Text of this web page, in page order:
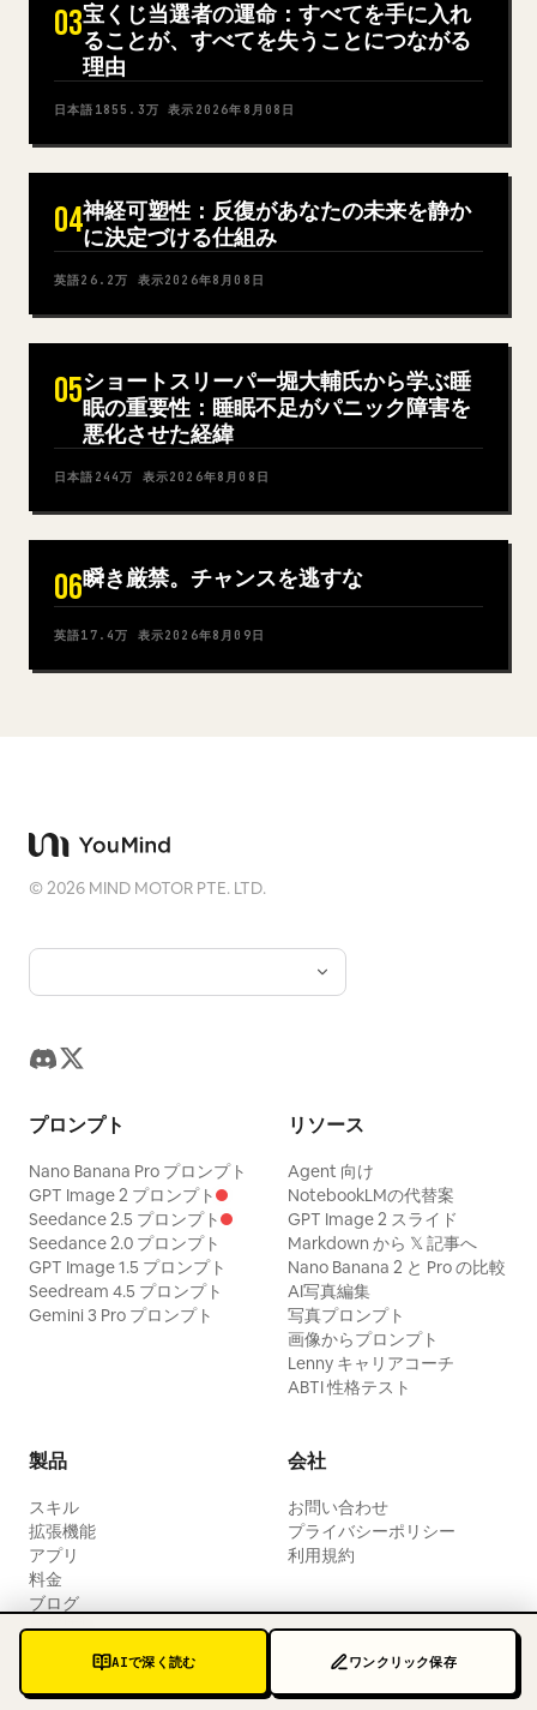
AIで深く読む ワンクリック保存
03宝くじ当選者の運命：すべてを手に入れ
ることが、すべてを失うことにつながる
理由
日本語 1855.3万 表示 2026年8月08日
04神経可塑性：反復があなたの未来を静か
に決定づける仕組み
英語26.2万 表示2026年8月08日
05ショートスリーパー堀大輔氏から学ぶ睡
眠の重要性：睡眠不足がパニック障害を
悪化させた経緯
日本語 244万 表示2026年8月08日
06瞬き厳禁。チャンスを逃すな
英語17.4万 表示2026年8月09日
©2026 MIND MOTOR PTE. LTD.
プロンプト
Nano Banana Pro プロンプト
GPT Image 2 プロンプト
Seedance 2.5 プロンプト
Seedance 2.0 プロンプト
GPT Image 1.5 プロンプト
Seedream 4.5 プロンプト
Gemini 3 Pro プロンプト
リソース
Agent 向け
NotebookLMの代替案
GPT Image 2 スライド
Markdown から 𝕏 記事へ
Nano Banana 2 と Pro の比較
AI写真編集
写真プロンプト
画像からプロンプト
Lenny キャリアコーチ
ABTI 性格テスト
製品
スキル
拡張機能
アプリ
料金
ブログ
更新情報
会社
お問い合わせ
プライバシーポリシー
利用規約